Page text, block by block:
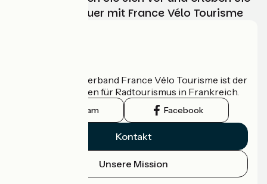
Ihr Radabenteuer mit France Vélo Tourisme
Der nationale Verband France Vélo Tourisme ist der
offizielle Leitfaden für Radtourismus in Frankreich.
Instagram Facebook
Kontakt
Unsere Mission